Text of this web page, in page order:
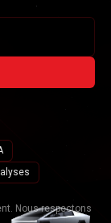
Nous respectons